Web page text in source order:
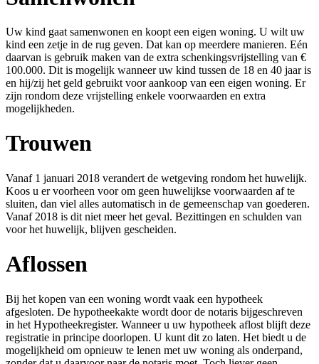
Uw kind gaat samenwonen en koopt een eigen woning. U wilt uw
kind een zetje in de rug geven. Dat kan op meerdere manieren. Eén
daarvan is gebruik maken van de extra schenkingsvrijstelling van €
100.000. Dit is mogelijk wanneer uw kind tussen de 18 en 40 jaar is
en hij/zij het geld gebruikt voor aankoop van een eigen woning. Er
zijn rondom deze vrijstelling enkele voorwaarden en extra
mogelijkheden.
Trouwen
Vanaf 1 januari 2018 verandert de wetgeving rondom het huwelijk.
Koos u er voorheen voor om geen huwelijkse voorwaarden af te
sluiten, dan viel alles automatisch in de gemeenschap van goederen.
Vanaf 2018 is dit niet meer het geval. Bezittingen en schulden van
voor het huwelijk, blijven gescheiden.
Aflossen
Bij het kopen van een woning wordt vaak een hypotheek
afgesloten. De hypotheekakte wordt door de notaris bijgeschreven
in het Hypotheekregister. Wanneer u uw hypotheek aflost blijft deze
registratie in principe doorlopen. U kunt dit zo laten. Het biedt u de
mogelijkheid om opnieuw te lenen met uw woning als onderpand,